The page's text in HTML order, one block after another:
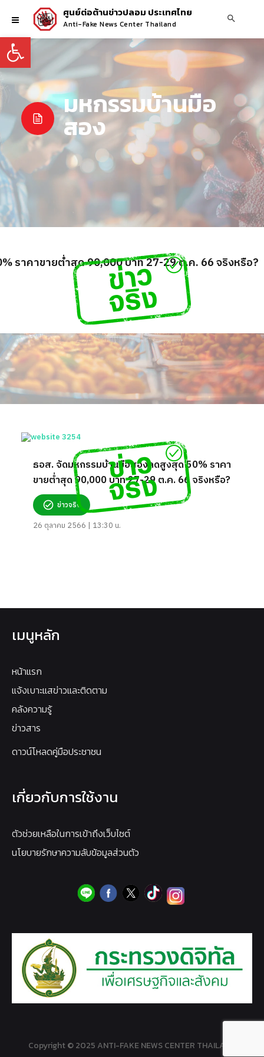
Open toolbar
ศูนย์ต่อต้านข่าวปลอม ประเทศไทย
Anti-Fake News Center Thailand
มหกรรมบ้านมือ
สอง
ราคาขายต่ำสุด 90,000 บาท 27-29 ต.ค. 66 จริงหรือ?
ธอส. จัดมหกรรมบ้านมือสองลดสูงสุด 50% ราคา
ขายต่ำสุด 90,000 บาท 27-29 ต.ค. 66 จริงหรือ?
ข่าวจริง
26 ตุลาคม 2566 | 13:30 น.
เมนูหลัก
หน้าแรก
แจ้งเบาะแสข่าวและติดตาม
คลังความรู้
ข่าวสาร
ดาวน์โหลดคู่มือประชาชน
เกี่ยวกับการใช้งาน
ตัวช่วยเหลือในการเข้าถึงเว็บไซต์
นโยบายรักษาความลับข้อมูลส่วนตัว
Copyright © 2025 ANTI-FAKE NEWS CENTER THAILAND